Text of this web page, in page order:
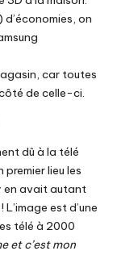
on
car toutes
de celle-ci.
dû à la télé
lieu les
en avait autant
est d’une
télé à 2000
et c’est mon